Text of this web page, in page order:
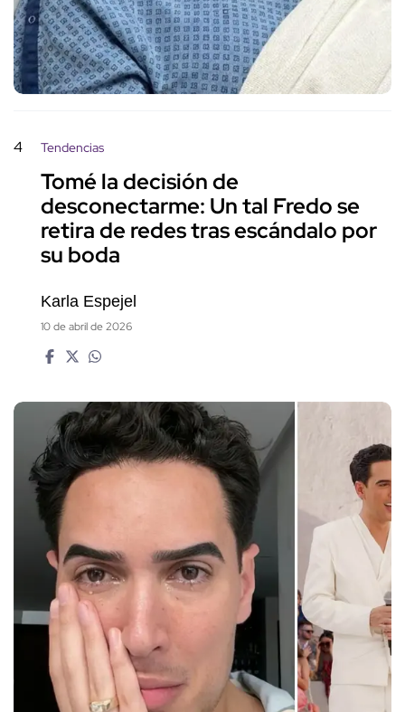
4 Tendencias
Tomé la decisión de
desconectarme: Un tal Fredo se
retira de redes tras escándalo por
su boda
Karla Espejel
10 de abril de 2026